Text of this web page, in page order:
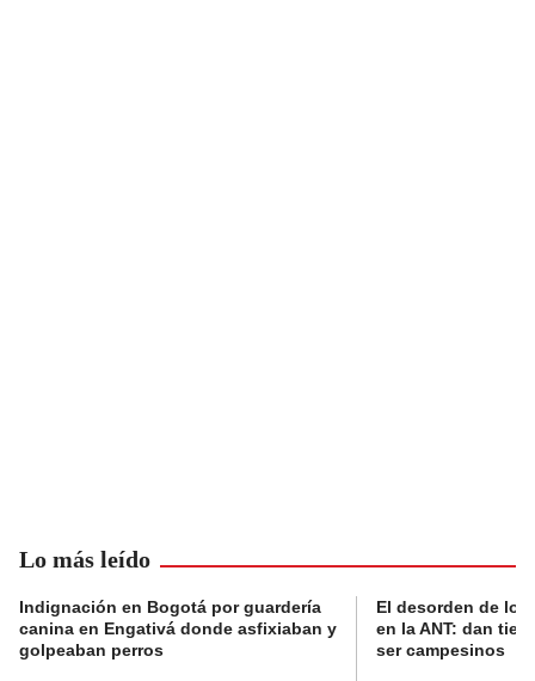
Lo más leído
Indignación en Bogotá por guardería
canina en Engativá donde asfixiaban y
golpeaban perros
El desorden de
en la ANT: dan
ser campesinos